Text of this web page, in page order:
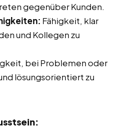
gegenüber Kunden.
Fähigkeit, klar
und Kollegen zu
bei Problemen oder
lösungsorientiert zu